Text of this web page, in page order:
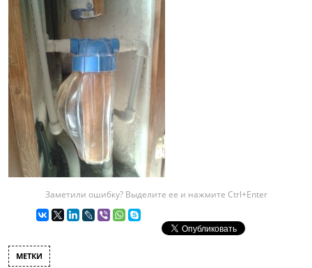
Заметили ошибку? Выделите ее и нажмите Ctrl+Enter
МЕТКИ